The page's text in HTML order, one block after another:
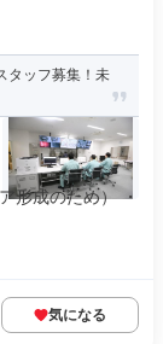
タッフ募集！未
形成のため） ・
気になる